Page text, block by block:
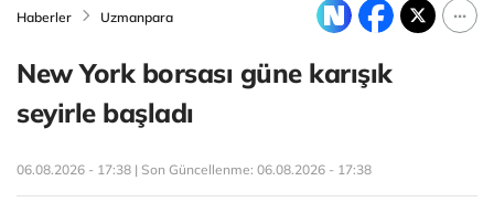
Haberler Uzmanpara
New York borsası güne karışık
seyirle başladı
06.08.2026 - 17:38 | Son Güncellenme: 06.08.2026 - 17:38